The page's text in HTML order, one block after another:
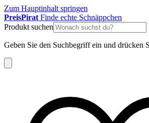
Zum Hauptinhalt springen
PreisPirat Finde echte Schnäppchen
Produkt suchen
Geben Sie den Suchbegriff ein und drücken